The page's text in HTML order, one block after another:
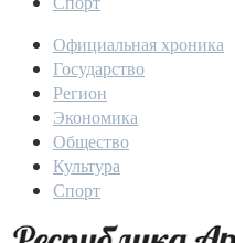
Официальная хроника
Государство
Регион
Экономика
Общество
Культура
Спорт